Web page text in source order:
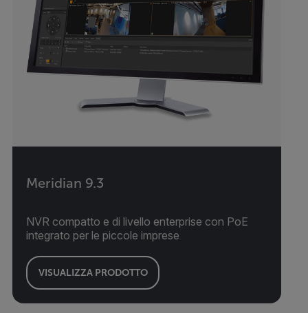
Meridian 9.3
NVR compatto e di livello enterprise con PoE
integrato per le piccole imprese
VISUALIZZA PRODOTTO